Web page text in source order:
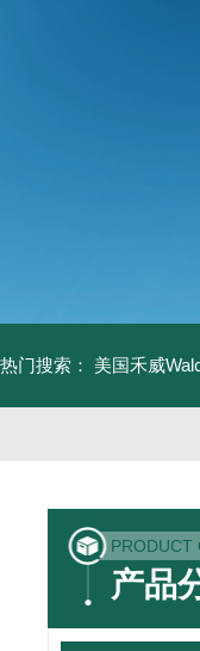
热门搜索： 美国禾威
PRODUCT
产品